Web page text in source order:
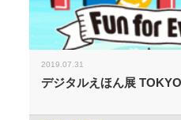
2019.07.31
デジタルえほん展